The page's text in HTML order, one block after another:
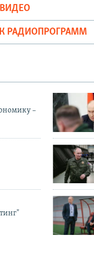
РАДИОПРОГРАММ
–